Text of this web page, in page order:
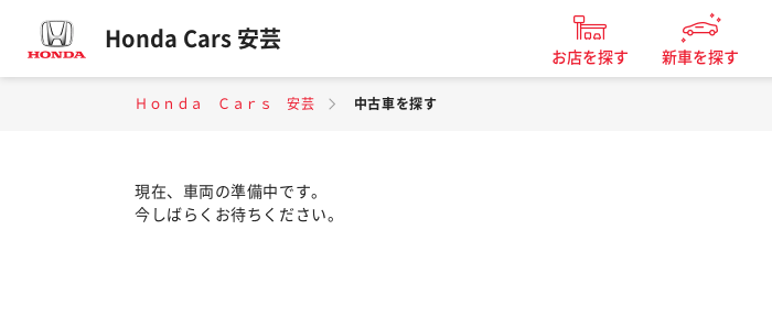
Honda Cars 安芸
お店を探す 新車を探す
Ｈｏｎｄａ Ｃａｒｓ 安芸 中古車を探す
現在、車両の準備中です。
今しばらくお待ちください。